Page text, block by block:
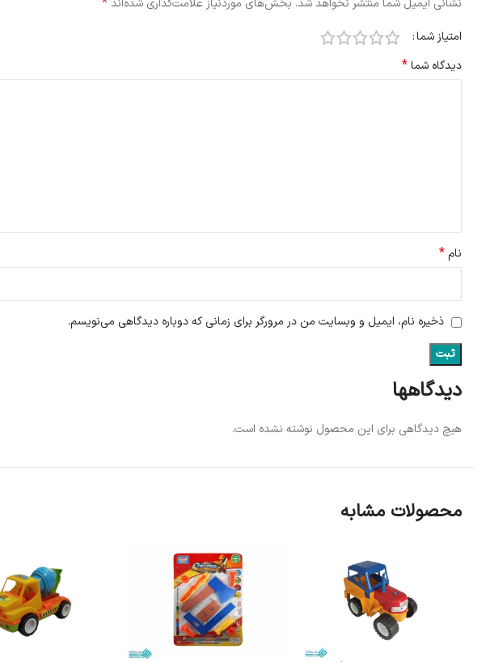
دیدگاهها
هیچ دیدگاهی برای این محصول نوشته نشده است.
نشانی ایمیل شما منتشر نخواهد شد. بخش‌های موردنیاز علامت‌گذاری شده‌اند
امتیاز شما
دیدگاه شما*
نام*
ذخیره نام، ایمیل و وبسایت من در مرورگر برای زمانی که دوباره دیدگاهی می‌نویسم.
محصولات مشابه